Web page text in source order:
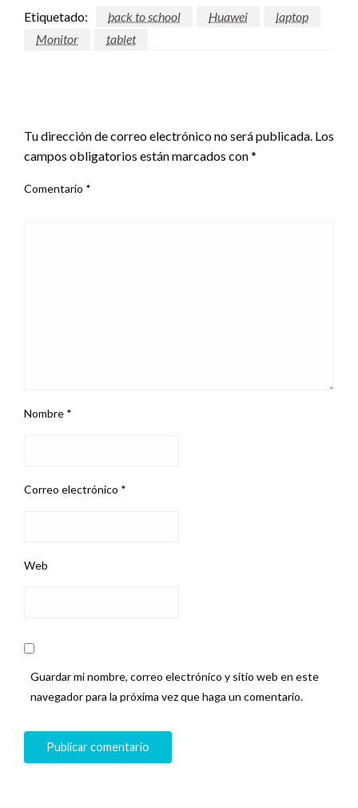
Etiquetado: back to school Huawei
laptop
Monitor
tablet
Tu dirección de correo electrónico no será publicada. Los
campos obligatorios están marcados con*
Comentario *
Nombre *
Correo electrónico *
Web
Guardar mi nombre, correo electrónico y sitio web en este
navegador para la próxima vez que haga un comentario.